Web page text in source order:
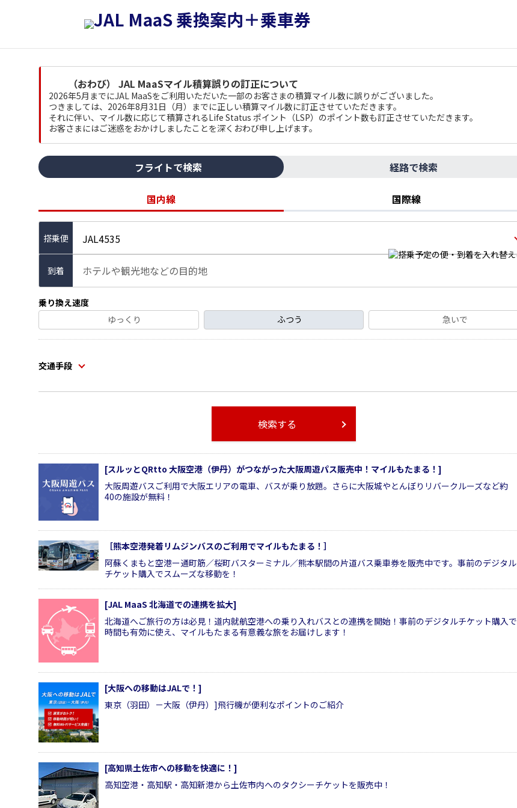
（おわび） JAL MaaSマイル積算誤りの訂正について
2026年5月までにJAL MaaSをご利用いただいた一部のお客さまの積算マイル数に誤りがございました。
つきましては、2026年8月31日（月）までに正しい積算マイル数に訂正させていただきます。
それに伴い、マイル数に応じて積算されるLife Status ポイント（LSP）のポイント数も訂正させていただきます。
お客さまにはご迷惑をおかけしましたことを深くおわび申し上げます。
フライトで検索 経路で検索
国内線 国際線
JAL4535
到着 ホテルや観光地などの目的地
乗り換え速度
ゆっくり
ふつう 急いで
交通手段
検索する
[スルッとQRtto 大阪空港（伊丹）がつながった大阪周遊パス販売中！マイルもたまる！]
大阪周遊バスご利用で大阪エリアの電車、バスが乗り放題。さらに大阪城やとんぼりリバークルーズなど約
40の施設が無料！
［熊本空港発着リムジンバスのご利用でマイルもたまる！］
阿蘇くまもと空港ー通町筋／桜町バスターミナル／熊本駅間の片道バス乗車券を販売中です。事前のデジタル
チケット購入でスムーズな移動を！
[JAL MaaS 北海道での連携を拡大]
北海道へご旅行の方は必見！道内就航空港への乗り入れバスとの連携を開始！事前のデジタルチケット購入で
時間も有効に使え、マイルもたまる有意義な旅をお届けします！
[大阪への移動はJALで！]
東京（羽田）－大阪（伊丹）]飛行機が便利なポイントのご紹介
[高知県土佐市への移動を快適に！]
高知空港・高知駅・高知新港から土佐市内へのタクシーチケットを販売中！